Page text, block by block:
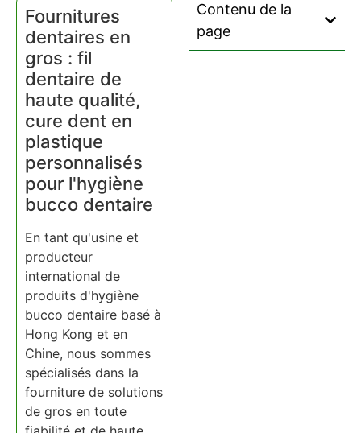
Fournitures
dentaires en
gros : fil
dentaire de
haute qualité,
cure dent en
plastique
personnalisés
pour l'hygiène
bucco dentaire
En tant qu'usine et
producteur
international de
produits d'hygiène
bucco dentaire basé à
Hong Kong et en
Chine, nous sommes
spécialisés dans la
fourniture de solutions
de gros en toute
Contenu de la
page